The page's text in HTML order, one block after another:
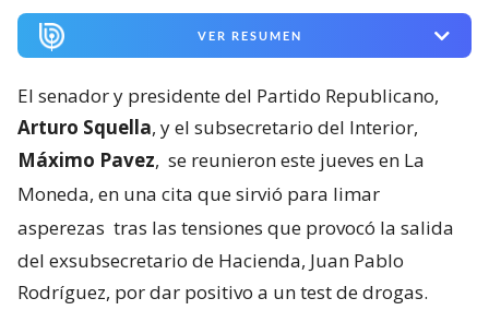
VER RESUMEN
El senador y presidente del Partido Republicano,
Arturo Squella, y el subsecretario del Interior,
Máximo Pavez, se reunieron este jueves en La
Moneda, en una cita que sirvió para limar
asperezas tras las tensiones que provocó la salida
del exsubsecretario de Hacienda, Juan Pablo
Rodríguez, por dar positivo a un test de drogas.